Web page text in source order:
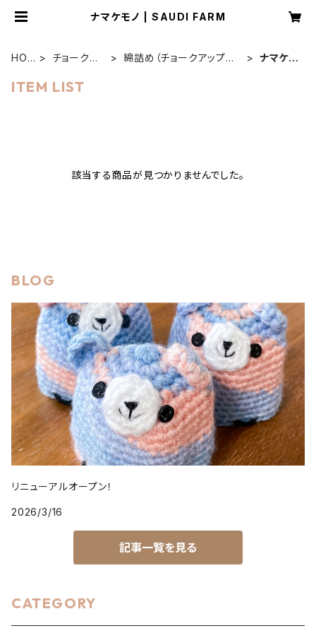
ナマケモノ | SAUDI FARM
HO
チョークボ
綿詰め（チョークアップパ
ナマケモ
ITEM LIST
該当する商品が見つかりませんでした。
BLOG
リニューアルオープン！
2026/3/16
記事一覧を見る
CATEGORY